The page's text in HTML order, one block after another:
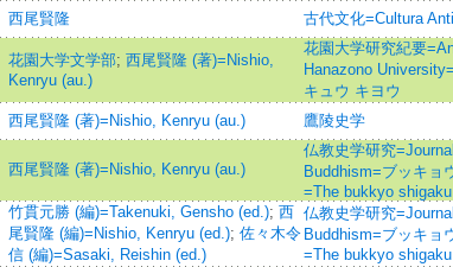
西尾賢隆 古代文化=Cultura
花園大学文学部; 西尾賢隆 (著)=Nishio,
Kenryu (au.)
花園大学研究紀要
Hanazono
キュウ キヨウ
西尾賢隆 (著)=Nishio, Kenryu (au.) 鷹陵史学
西尾賢隆 (著)=Nishio, Kenryu (au.)
仏教史学研究
Buddhism=ブッキョ
=The bukkyo
竹貫元勝 (編)=Takenuki, Gensho (ed.); 西
尾賢隆 (編)=Nishio, Kenryu (ed.); 佐々木令
信 (編)=Sasaki, Reishin (ed.)
仏教史学研究
Buddhism=ブッキョ
=The bukkyo